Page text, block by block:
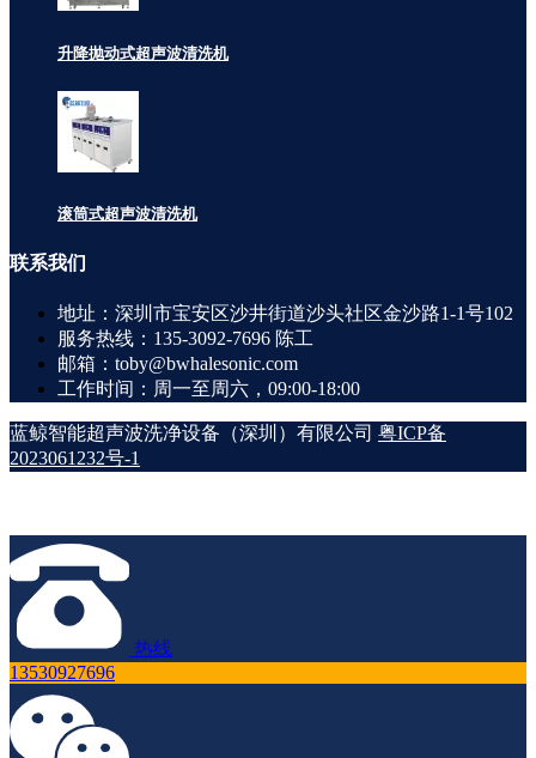
升降抛动式超声波清洗机
滚筒式超声波清洗机
联系我们
地址：深圳市宝安区沙井街道沙头社区金沙路1-1号102
服务热线：135-3092-7696 陈工
邮箱：toby@bwhalesonic.com
工作时间：周一至周六，09:00-18:00
蓝鲸智能超声波洗净设备（深圳）有限公司 粤ICP备
2023061232号-1
热线
13530927696